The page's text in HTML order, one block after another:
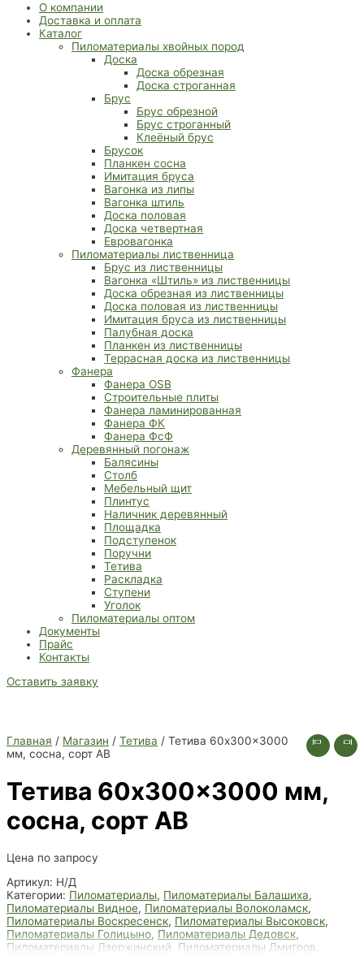
О компании
Доставка и оплата
Каталог
Пиломатериалы хвойных пород
Доска
Доска обрезная
Доска строганная
Брус
Брус обрезной
Брус строганный
Клеёный брус
Брусок
Планкен сосна
Имитация бруса
Вагонка из липы
Вагонка штиль
Доска половая
Доска четвертная
Евровагонка
Пиломатериалы лиственница
Брус из лиственницы
Вагонка «Штиль» из лиственницы
Доска обрезная из лиственницы
Доска половая из лиственницы
Имитация бруса из лиственницы
Палубная доска
Планкен из лиственницы
Террасная доска из лиственницы
Фанера
Фанера OSB
Строительные плиты
Фанера ламинированная
Фанера ФК
Фанера ФсФ
Деревянный погонаж
Балясины
Столб
Мебельный щит
Плинтус
Наличник деревянный
Площадка
Подступенок
Поручни
Тетива
Раскладка
Ступени
Уголок
Пиломатериалы оптом
Документы
Прайс
Контакты
Оставить заявку
Главная / Магазин / Тетива / Тетива 60x300x3000
мм, сосна, сорт АВ
Тетива 60x300x3000 мм,
сосна, сорт АВ
Цена по запросу
Артикул: Н/Д
Категории: Пиломатериалы, Пиломатериалы Балашиха,
Пиломатериалы Видное, Пиломатериалы Волоколамск,
Пиломатериалы Воскресенск, Пиломатериалы Высоковск,
Пиломатериалы Голицыно, Пиломатериалы Дедовск,
Пиломатериалы Дзержинский
Пиломатериалы Дмитров